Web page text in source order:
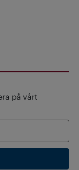
på vårt